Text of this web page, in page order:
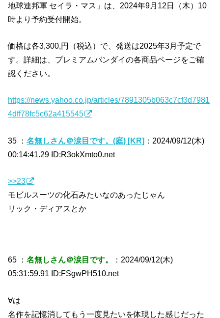
地球連邦軍 セイラ・マス」は、2024年9月12日（木）10
時より予約受付開始。
価格は各3,300,円（税込）で、発送は2025年3月予定で
す。詳細は、プレミアムバンダイの各商品ページをご確
認ください。
https://news.yahoo.co.jp/articles/7891305b063c7cf3d7981
4dff78fc5c62a415545
35 ：名無しさん＠涙目です。(庭) [KR] ：2024/09/12(木)
00:14:41.29 ID:R3okXmto0.net
>>23
モビルスーツの化石みたいなのあったじゃん
リック・ディアスとか
65 ：名無しさん＠涙目です。
：2024/09/12(木)
05:31:59.91 ID:FSgwPH510.net
∀は
名作を記憶消してもう一度見たいを体現した感じだった